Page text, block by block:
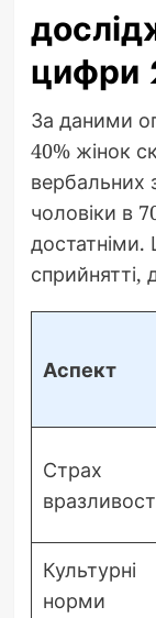
цифри
За даними
40% жінок
вербальних
чоловіки в
достатніми.
сприйнятті,
Аспект
Страх
Культурні
норми